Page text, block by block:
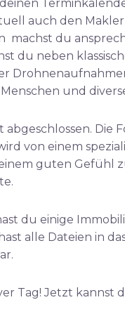
auch den
machst du
du neben
und
abgeschlossen. Die
von einem
guten Gefühl
du einige
alle Dateien in
Tag! Jetzt kannst